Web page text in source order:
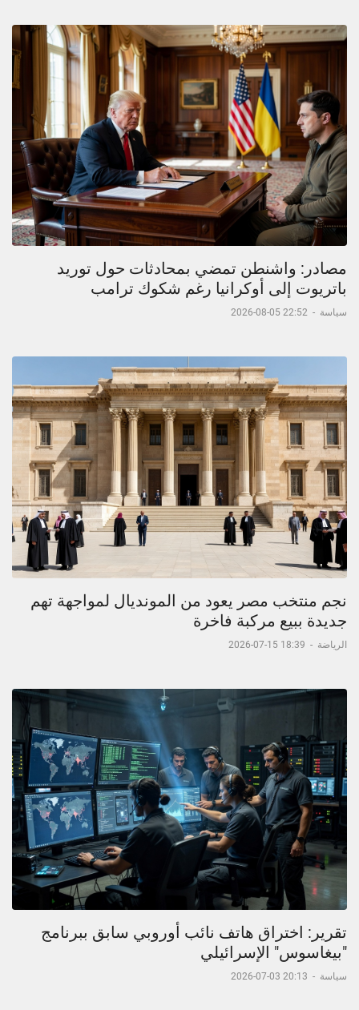
مصادر: واشنطن تمضي بمحادثات حول توريد
باتريوت إلى أوكرانيا رغم شكوك ترامب
سياسة -
22:52 05-08-2026
نجم منتخب مصر يعود من المونديال لمواجهة تهم
جديدة ببيع مركبة فاخرة
الرياضة -
18:39 15-07-2026
تقرير: اختراق هاتف نائب أوروبي سابق ببرنامج
"بيغاسوس" الإسرائيلي
سياسة -
20:13 03-07-2026